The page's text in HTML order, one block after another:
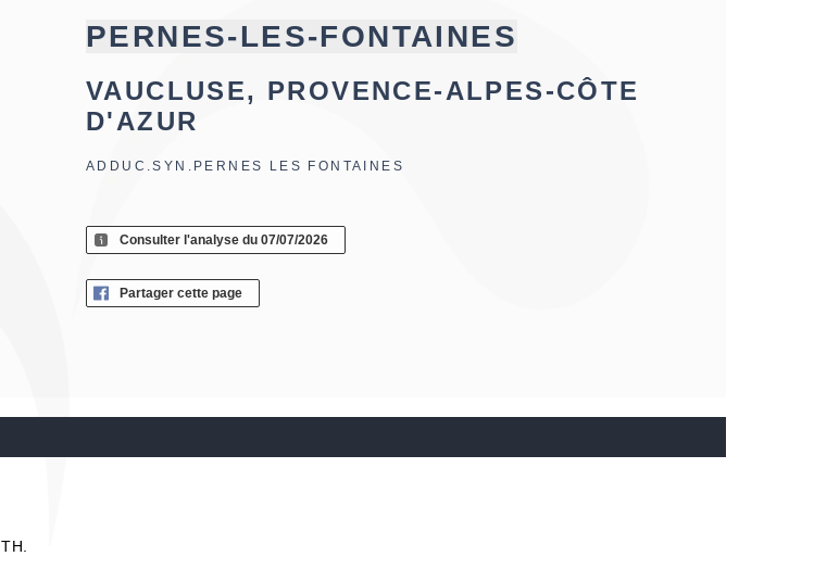
PERNES-LES-FONTAINES
VAUCLUSE, PROVENCE-ALPES-CÔTE
D'AZUR
ADDUC.SYN.PERNES LES FONTAINES
Consulter l'analyse du 07/07/2026
Partager cette page
TH.